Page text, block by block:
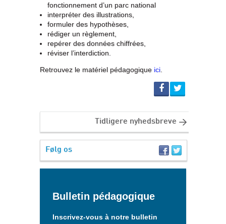
fonctionnement d’un parc national
interpréter des illustrations,
formuler des hypothèses,
rédiger un règlement,
repérer des données chiffrées,
réviser l’interdiction.
Retrouvez le matériel pédagogique ici
Tidligere nyhedsbreve
Følg os
Bulletin pédagogique
Inscrivez-vous à notre bulletin